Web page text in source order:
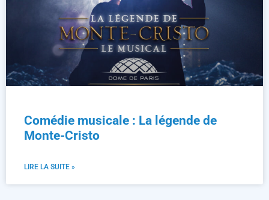
Comédie musicale : La légende de
Monte-Cristo
LIRE LA SUITE »